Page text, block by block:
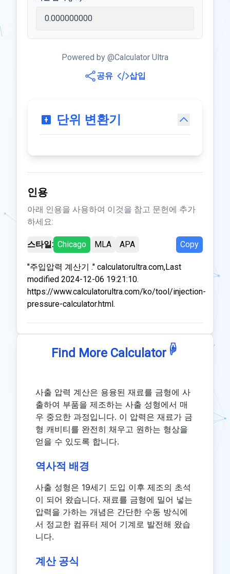
Powered by @Calculator Ultra
공유
삽입
단위 변환기
인용
아래 인용을 사용하여 이것을 참고 문헌에 추가
하세요:
스타일: Chicago MLA APA Copy
"주입압력 계산기 ." calculatorultra.com,Last
modified 2024-12-06 19:21:10.
https://www.calculatorultra.com/ko/tool/injection-
pressure-calculator.html.
Find More Calculator ☟
사출 압력 계산은 용융된 재료를 금형에 사
출하여 부품을 제조하는 사출 성형에서 매
우 중요한 과정입니다. 이 압력은 재료가 금
형 캐비티를 완전히 채우고 원하는 형상을
얻을 수 있도록 합니다.
역사적 배경
사출 성형은 19세기 도입 이후 제조의 초석
이 되어 왔습니다. 재료를 금형에 밀어 넣는
압력을 가하는 개념은 간단한 수동 방식에
서 정교한 컴퓨터 제어 기계로 발전해 왔습
니다.
계산 공식